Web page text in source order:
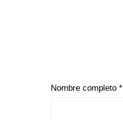
Nombre completo *